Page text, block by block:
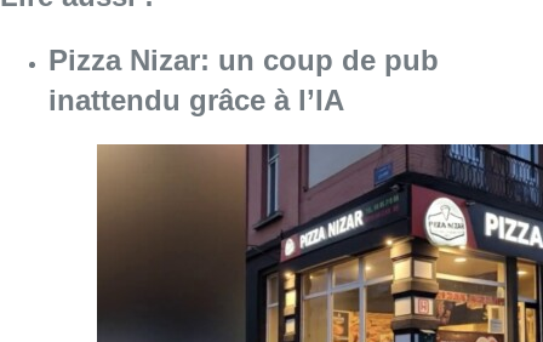
Pizza Nizar: un coup de pub
inattendu grâce à l’IA